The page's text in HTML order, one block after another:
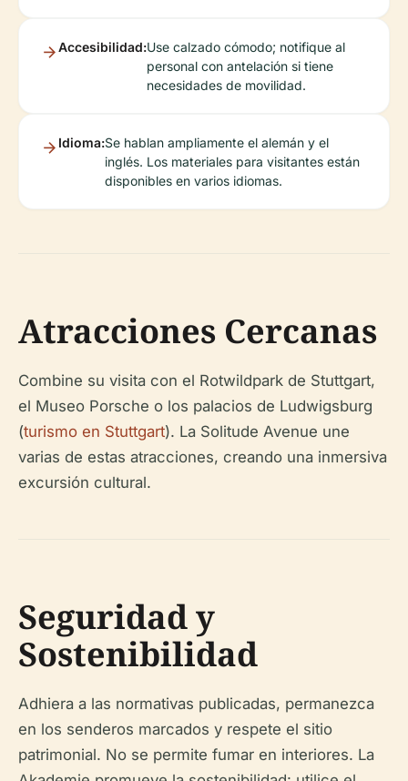
Accesibilidad:Use calzado cómodo; notifique al
personal con antelación si tiene
necesidades de movilidad.
Idioma:Se hablan ampliamente el alemán y el
inglés. Los materiales para visitantes están
disponibles en varios idiomas.
Atracciones Cercanas
Combine su visita con el Rotwildpark de Stuttgart,
el Museo Porsche o los palacios de Ludwigsburg
(turismo en Stuttgart). La Solitude Avenue une
varias de estas atracciones, creando una inmersiva
excursión cultural.
Seguridad y
Sostenibilidad
Adhiera a las normativas publicadas, permanezca
en los senderos marcados y respete el sitio
patrimonial. No se permite fumar en interiores. La